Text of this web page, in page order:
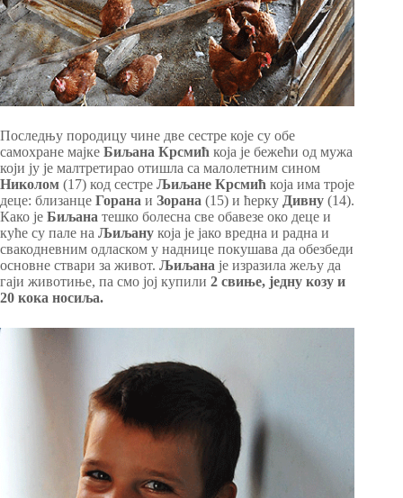
Последњу породицу чине две сестре које су обе
самохране мајке Биљана Крсмић која је бежећи од мужа
који ју је малтретирао отишла са малолетним сином
Николом (17) код сестре Љиљане Крсмић која има троје
деце: близанце Горана и Зорана (15) и ћерку Дивну (14).
Како је Биљана тешко болесна све обавезе око деце и
куће су пале на Љиљану која је јако вредна и радна и
свакодневним одласком у наднице покушава да обезбеди
основне ствари за живот. Љиљана је изразила жељу да
гаји животиње, па смо јој купили 2 свиње, једну козу и
20 кока носиља.